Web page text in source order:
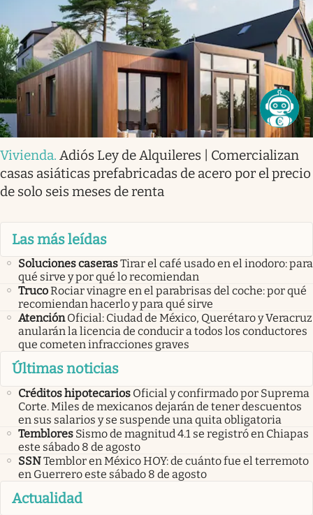
Vivienda. Adiós Ley de Alquileres | Comercializan
casas asiáticas prefabricadas de acero por el precio
de solo seis meses de renta
Las más leídas
Soluciones caserasTirar el café usado en el inodoro: para
qué sirve y por qué lo recomiendan
TrucoRociar vinagre en el parabrisas del coche: por qué
recomiendan hacerlo y para qué sirve
Atención Oficial: Ciudad de México, Querétaro y Veracruz
anularán la licencia de conducir a todos los conductores
que cometen infracciones graves
Últimas noticias
Créditos hipotecarios Oficial y confirmado por Suprema
Corte. Miles de mexicanos dejarán de tener descuentos
en sus salarios y se suspende una quita obligatoria
Temblores Sismo de magnitud 4.1 se registró en Chiapas
este sábado 8 de agosto
SSNTemblor en México HOY: de cuánto fue el terremoto
en Guerrero este sábado 8 de agosto
Actualidad